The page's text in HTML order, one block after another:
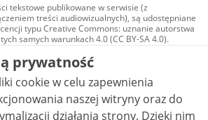
tekstowe publikowane w serwisie (z
treści audiowizualnych), są udostępniane
typu Creative Commons: uznanie autorstwa
samych warunkach 4.0 (CC BY-SA 4.0).
audiowizualne, w tym zdjęcia, materiały
i wideo, są udostępniane na licencji typu
Commons: uznanie autorstwa użycie
- bez utworów zależnych 4.0 (CC BY-
4.0), o ile nie jest to stwierdzone inaczej.
prywatność
cookie w celu zapewnienia
naszej witryny oraz do
działania strony. Dzięki nim